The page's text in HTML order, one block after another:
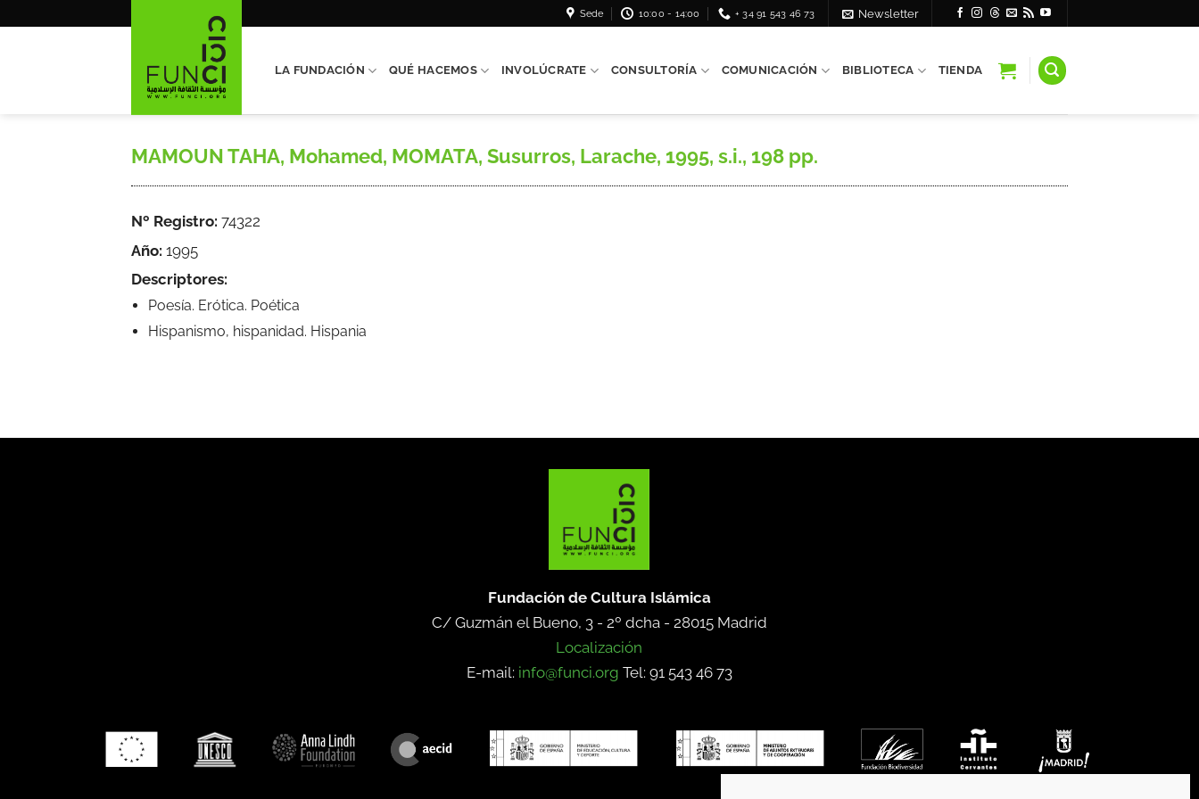
Sede 10:00 - 14:00 + 34 91 543 46 73 Newsletter
LA FUNDACIÓN QUÉ HACEMOS INVOLÚCRATE CONSULTORÍA COMUNICACIÓN BIBLIOTECA TIENDA
MAMOUN TAHA, Mohamed, MOMATA, Susurros, Larache, 1995, s.i., 198 pp.
Nº Registro: 74322
Año: 1995
Descriptores:
Poesía. Erótica. Poética
Hispanismo, hispanidad. Hispania
Fundación de Cultura Islámica
C/ Guzmán el Bueno, 3 - 2º dcha - 28015 Madrid
Localización
E-mail: info@funci.org Tel: 91 543 46 73